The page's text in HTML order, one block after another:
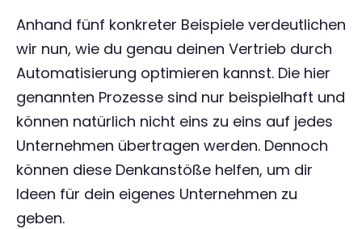
Anhand fünf konkreter Beispiele verdeutlichen
wir nun, wie du genau deinen Vertrieb durch
Automatisierung optimieren kannst. Die hier
genannten Prozesse sind nur beispielhaft und
können natürlich nicht eins zu eins auf jedes
Unternehmen übertragen werden. Dennoch
können diese Denkanstöße helfen, um dir
Ideen für dein eigenes Unternehmen zu
geben.